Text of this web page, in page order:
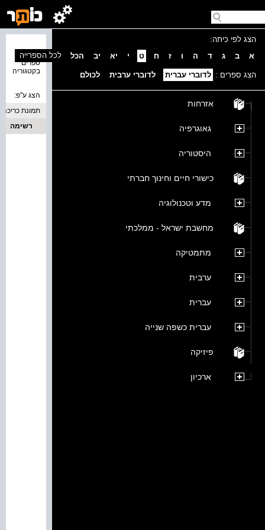
הצג לפי כיתה:
א
ב ג ד ה ו ז ח ט י יא יב הכל
הצג ספרים : לדוברי עברית לדוברי ערבית לכולם
אזרחות
גאוגרפיה
היסטוריה
כישורי חיים וחינוך חברתי
מדע וטכנולוגיה
מחשבת ישראל - ממלכתי
מתמטיקה
ערבית
עברית
עברית כשפה שנייה
פיזיקה
ארכיון
ספרים
בקטגוריה
לכל הספרייה
הצג ע''פ:
תמונת כריכה
רשימה